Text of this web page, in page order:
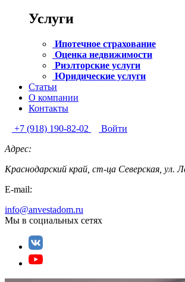
Услуги
Ипотечное страхование
Оценка недвижимости
Риэлторские услуги
Юридические услуги
Статьи
О компании
Контакты
+7 (918) 190-82-02
Войти
Адрес:
Краснодарский край, ст-ца Северская, ул.
E-mail:
info@anvestadom.ru
Мы в социальных сетях